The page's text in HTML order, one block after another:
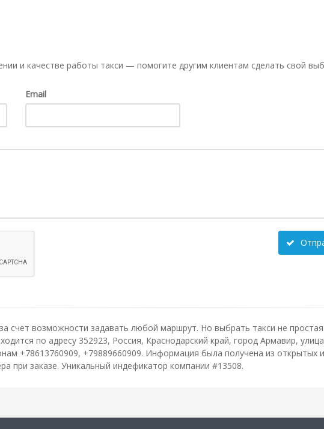
и качестве работы такси — помогите другим клиентам сделать свой
Email
счет возможности задавать любой маршрут. Но выбрать такси не
по адресу 352923, Россия, Краснодарский край, город Армавир,
+78613760909, +79889660909. Информация была получена из открытых
при заказе. Уникальный индефикатор компании #13508.